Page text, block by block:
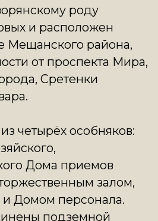
персонала.
выполнена
кованые
системы
и это